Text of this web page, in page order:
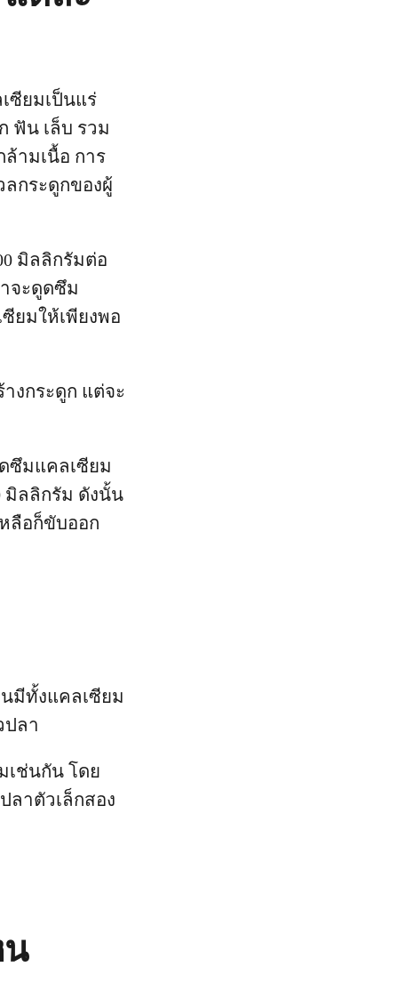
ซียมเป็นแร่
ฟัน เล็บ รวม
ามเนื้อ การ
ลกระดูกของผู้
มิลลิกรัมต่อ
จะดูดซึม
ยมให้เพียงพอ
งกระดูก แต่จะ
ซึมแคลเซียม
มิลลิกรัม ดังนั้น
หลือก็ขับออก
มีทั้งแคลเซียม
ปลา
เช่นกัน โดย
าตัวเล็กสอง